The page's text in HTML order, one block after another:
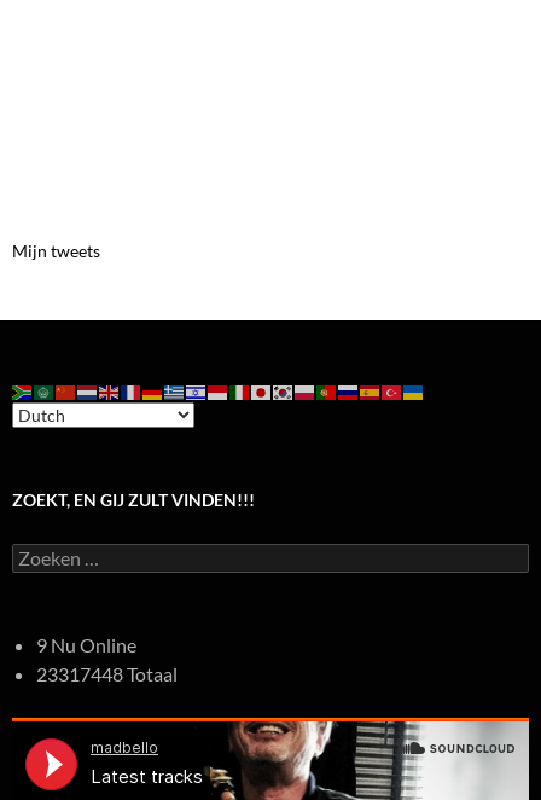
Mijn tweets
ZOEKT, EN GIJ ZULT VINDEN!!!
Zoeken
naar:
9 Nu Online
23317448 Totaal